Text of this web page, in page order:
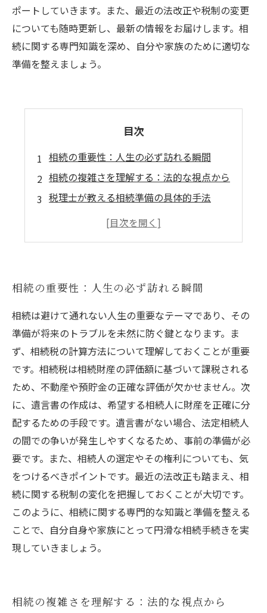
ポートしていきます。また、最近の法改正や税制の変更
についても随時更新し、最新の情報をお届けします。相
続に関する専門知識を深め、自分や家族のために適切な
準備を整えましょう。
目次
相続の重要性：人生の必ず訪れる瞬間
相続の複雑さを理解する：法的な視点から
税理士が教える相続準備の具体的手法
遺言書作成のポイントと注意点
相続の重要性：人生の必ず訪れる瞬間
相続は避けて通れない人生の重要なテーマであり、その
準備が将来のトラブルを未然に防ぐ鍵となります。ま
ず、相続税の計算方法について理解しておくことが重要
です。相続税は相続財産の評価額に基づいて課税される
ため、不動産や預貯金の正確な評価が欠かせません。次
に、遺言書の作成は、希望する相続人に財産を正確に分
配するための手段です。遺言書がない場合、法定相続人
の間での争いが発生しやすくなるため、事前の準備が必
要です。また、相続人の選定やその権利についても、気
をつけるべきポイントです。最近の法改正も踏まえ、相
続に関する税制の変化を把握しておくことが大切です。
このように、相続に関する専門的な知識と準備を整える
ことで、自分自身や家族にとって円滑な相続手続きを実
現していきましょう。
相続の複雑さを理解する：法的な視点から